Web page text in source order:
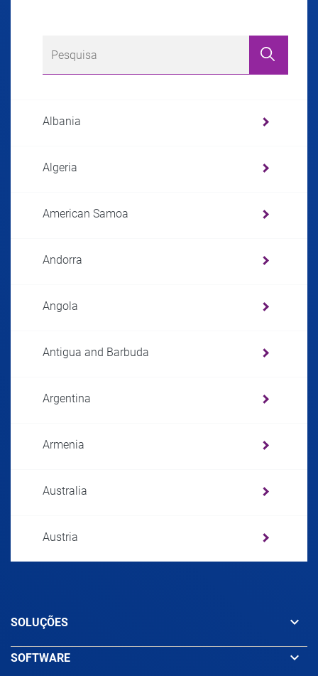
Albania
Algeria
American Samoa
Andorra
Angola
Antigua and Barbuda
Argentina
Armenia
Australia
Austria
Bahamas
SOLUÇÕES keyboard_arrow_down
SOFTWARE keyboard_arrow_down